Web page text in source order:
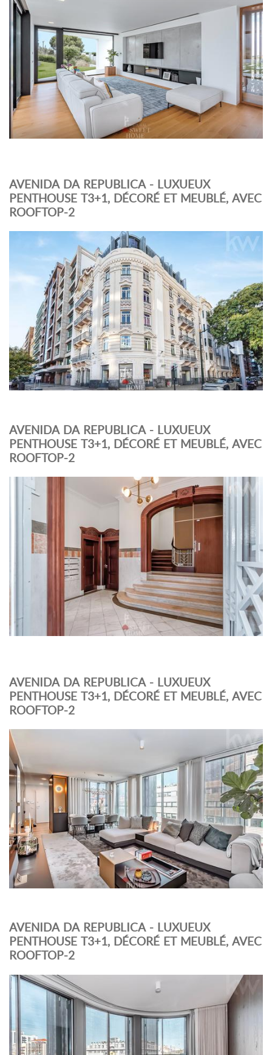
AVENIDA DA REPUBLICA - LUXUEUX
PENTHOUSE T3+1, DÉCORÉ ET MEUBLÉ, AVEC
ROOFTOP-2
AVENIDA DA REPUBLICA - LUXUEUX
PENTHOUSE T3+1, DÉCORÉ ET MEUBLÉ, AVEC
ROOFTOP-2
AVENIDA DA REPUBLICA - LUXUEUX
PENTHOUSE T3+1, DÉCORÉ ET MEUBLÉ, AVEC
ROOFTOP-2
AVENIDA DA REPUBLICA - LUXUEUX
PENTHOUSE T3+1, DÉCORÉ ET MEUBLÉ, AVEC
ROOFTOP-2